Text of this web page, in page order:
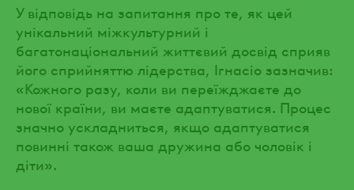
У відповідь на запитання про те, як цей
унікальний міжкультурний і
багатонаціональний життєвий досвід сприяв
його сприйняттю лідерства, Ігнасіо зазначив:
«Кожного разу, коли ви переїжджаєте до
нової країни, ви маєте адаптуватися. Процес
значно ускладниться, якщо адаптуватися
повинні також ваша дружина або чоловік і
діти».